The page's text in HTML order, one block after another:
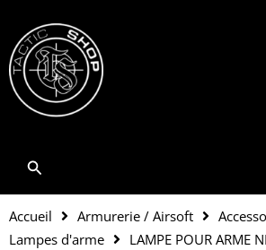
contenu
Rechercher
Accueil Armurerie / Airsoft
Lampes d'arme
LAMPE POUR ARME